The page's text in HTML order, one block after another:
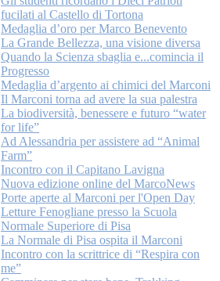
fucilati al Castello di Tortona
Medaglia d’oro per Marco Benevento
La Grande Bellezza, una visione diversa
Quando la Scienza sbaglia e...comincia il
Progresso
Medaglia d’argento ai chimici del Marconi
Il Marconi torna ad avere la sua palestra
La biodiversità, benessere e futuro “water
for life”
Ad Alessandria per assistere ad “Animal
Farm”
Incontro con il Capitano Lavigna
Nuova edizione online del MarcoNews
Porte aperte al Marconi per l'Open Day
Letture Fenogliane presso la Scuola
Normale Superiore di Pisa
La Normale di Pisa ospita il Marconi
Incontro con la scrittrice di “Respira con
me”